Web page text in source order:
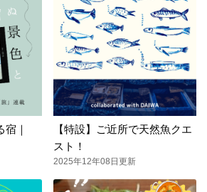
｜
【特設】ご近所で天然魚クエ
スト！
2025年12年08日更新